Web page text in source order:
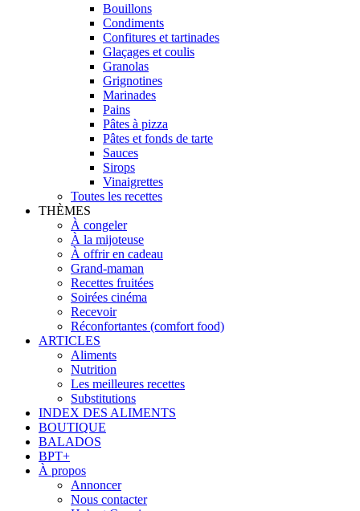
Bouillons
Condiments
Confitures et tartinades
Glaçages et coulis
Granolas
Grignotines
Marinades
Pains
Pâtes à pizza
Pâtes et fonds de tarte
Sauces
Sirops
Vinaigrettes
Toutes les recettes
THÈMES
À congeler
À la mijoteuse
À offrir en cadeau
Grand-maman
Recettes fruitées
Soirées cinéma
Recevoir
Réconfortantes (comfort food)
ARTICLES
Aliments
Nutrition
Les meilleures recettes
Substitutions
INDEX DES ALIMENTS
BOUTIQUE
BALADOS
BPT+
À propos
Annoncer
Nous contacter